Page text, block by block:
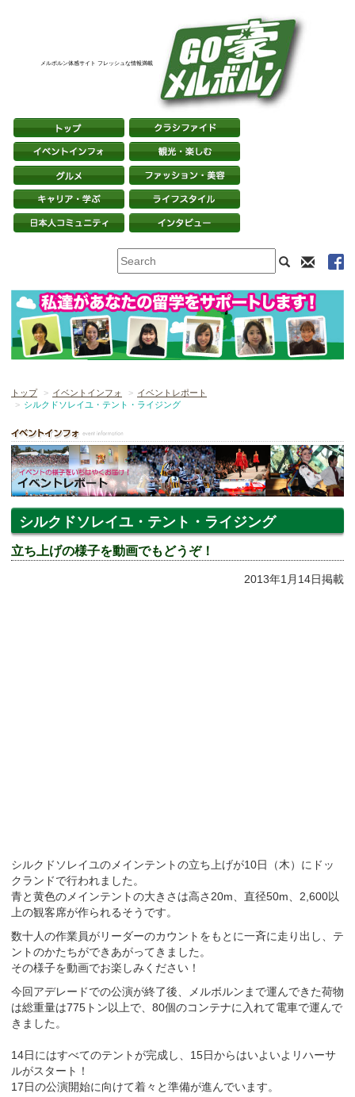
メルボルン体感サイト フレッシュな情報満載
トップ イベントインフォ
イベントレポート
シルクドソレイユ・テント・ライジング
シルクドソレイユ・テント・ライジング
立ち上げの様子を動画でもどうぞ！
2013年1月14日掲載
シルクドソレイユのメインテントの立ち上げが10日（木）にドッ
クランドで行われました。
青と黄色のメインテントの大きさは高さ20m、直径50m、2,600以
上の観客席が作られるそうです。
数十人の作業員がリーダーのカウントをもとに一斉に走り出し、テ
ントのかたちができあがってきました。
その様子を動画でお楽しみください！
今回アデレードでの公演が終了後、メルボルンまで運んできた荷物
は総重量は775トン以上で、80個のコンテナに入れて電車で運んで
きました。
14日にはすべてのテントが完成し、15日からはいよいよリハーサ
ルがスタート！
17日の公演開始に向けて着々と準備が進んでいます。